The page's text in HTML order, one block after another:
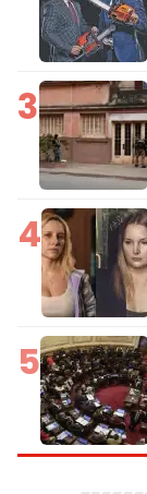
3
4
5